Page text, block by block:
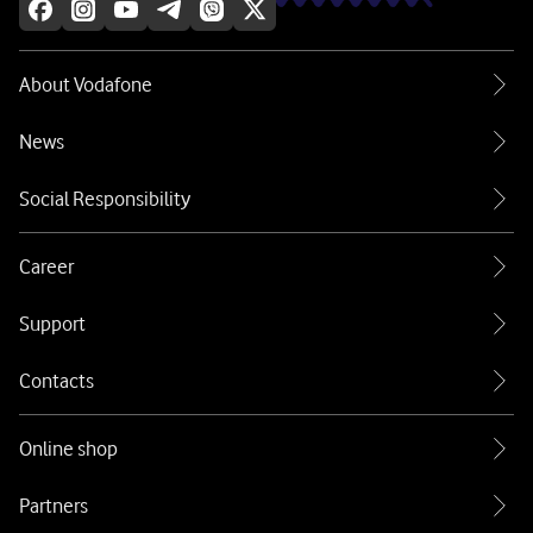
About Vodafone
News
Social Responsibility
Career
Support
Contacts
Online shop
Partners